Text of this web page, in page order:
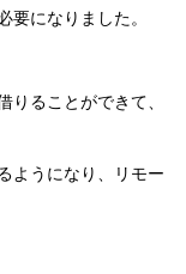
要になりました。
りることができて、
ようになり、リモー